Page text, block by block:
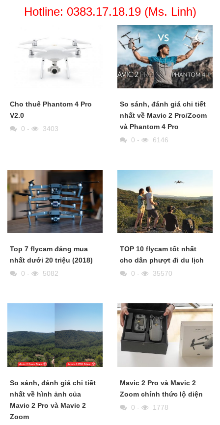
Hotline: 0383.17.18.19 (Ms. Linh)
Cho thuê Phantom 4 Pro
V2.0
0 - 3403
So sánh, đánh giá chi tiết
nhất về Mavic 2 Pro/Zoom
và Phantom 4 Pro
0 - 6146
Top 7 flycam đáng mua
nhất dưới 20 triệu (2018)
0 - 5082
TOP 10 flycam tốt nhất
cho dân phượt đi du lịch
0 - 35570
So sánh, đánh giá chi tiết
nhất về hình ảnh của
Mavic 2 Pro và Mavic 2
Zoom
Mavic 2 Pro và Mavic 2
Zoom chính thức lộ diện
0 - 1778